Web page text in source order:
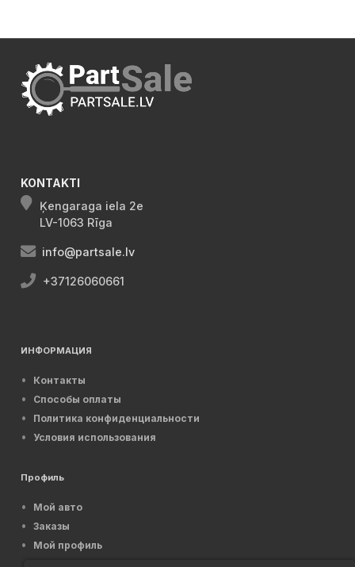
KONTAKTI
Ķengaraga iela 2e
LV-1063 Rīga
info@partsale.lv
+37126060661
ИНФОРМАЦИЯ
Контакты
Способы оплаты
Политика конфиденциальности
Условия использования
Профиль
Мой авто
Заказы
Мой профиль